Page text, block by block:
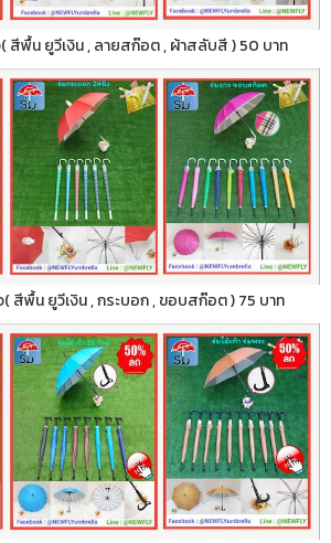
สีพื้น ยูวีเงิน , ลายสก๊อต , ผ้าสลับสี ) 50 บาท
( สีพื้น ยูวีเงิน , กระบอก , ขอบสก๊อต ) 75 บาท